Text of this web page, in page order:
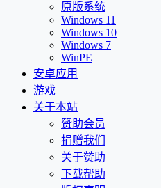
原版系统
Windows 11
Windows 10
Windows 7
WinPE
安卓应用
游戏
关于本站
赞助会员
捐赠我们
关于赞助
下载帮助